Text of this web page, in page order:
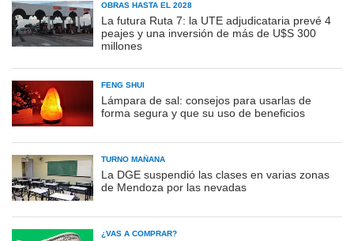
OBRAS HASTA EL 2028
La futura Ruta 7: la UTE adjudicataria prevé 4
peajes y una inversión de más de U$S 300
millones
FENG SHUI
Lámpara de sal: consejos para usarlas de
forma segura y que su uso de beneficios
TURNO MAÑANA
La DGE suspendió las clases en varias zonas
de Mendoza por las nevadas
¿VAS A COMPRAR?